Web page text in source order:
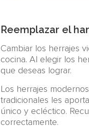
Reemplazar el
Cambiar los herrajes
cocina. Al elegir los
que deseas lograr.
Los herrajes
tradicionales les
único y ecléctico.
correctamente.